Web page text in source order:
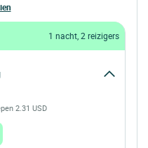
1 nacht, 2 reizigers
2.31 USD